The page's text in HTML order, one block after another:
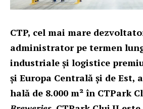
CTP, cel mai mare
administrator pe termen
industriale și logistice
și Europa Centrală și de Est,
hală de 8.000 m² în CTPark